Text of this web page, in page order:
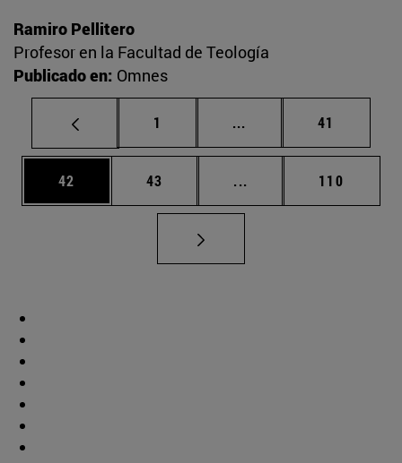
Ramiro Pellitero
Profesor en la Facultad de Teología
Publicado en: Omnes
Página
1 ... Páginas intermedias
Página
41
Página
42 Página
43 ... Páginas intermedias
Página
110